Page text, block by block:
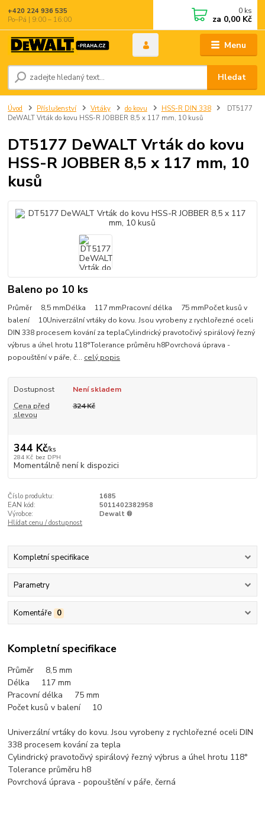
Menu
Hledat
+420 224 936 535
Po–Pá | 9:00 – 16:00
0 ks
za 0,00 Kč
Úvod Příslušenství Vrtáky do kovu HSS-R DIN 338
DT5177
DeWALT Vrták do kovu HSS-R JOBBER 8,5 x 117 mm, 10 kusů
DT5177 DeWALT Vrták do kovu
HSS-R JOBBER 8,5 x 117 mm, 10
kusů
Baleno po 10 ks
Průměr 8,5 mmDélka 117 mmPracovní délka 75 mmPočet kusů v
balení 10Univerzální vrtáky do kovu. Jsou vyrobeny z rychlořezné oceli
DIN 338 procesem kování za teplaCylindrický pravotočivý spirálový řezný
výbrus a úhel hrotu 118°Tolerance průměru h8Povrchová úprava -
popouštění v páře, č... celý popis
Dostupnost
Není skladem
Cena před
slevou
324 Kč
344 Kč/ks
284 Kč bez DPH
Momentálně není k dispozici
Číslo produktu:
1685
EAN kód:
5011402382958
Výrobce:
Dewalt ®
Hlídat cenu / dostupnost
Kompletní specifikace
Parametry
Komentáře 0
Kompletní specifikace
Průměr 8,5 mm
Délka 117 mm
Pracovní délka 75 mm
Počet kusů v balení 10
Univerzální vrtáky do kovu. Jsou vyrobeny z rychlořezné oceli DIN
338 procesem kování za tepla
Cylindrický pravotočivý spirálový řezný výbrus a úhel hrotu 118°
Tolerance průměru h8
Povrchová úprava - popouštění v páře, černá